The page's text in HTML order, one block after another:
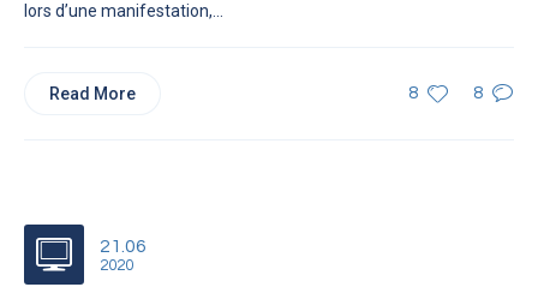
lors d’une manifestation,...
8 8
Read More
21.06
2020